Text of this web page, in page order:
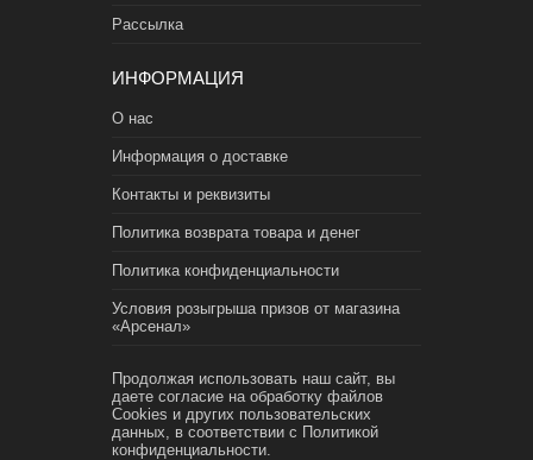
Рассылка
ИНФОРМАЦИЯ
О нас
Информация о доставке
Контакты и реквизиты
Политика возврата товара и денег
Политика конфиденциальности
Условия розыгрыша призов от магазина
«Арсенал»
Продолжая использовать наш сайт, вы
даете согласие на обработку файлов
Cookies и других пользовательских
данных, в соответствии с Политикой
конфиденциальности.